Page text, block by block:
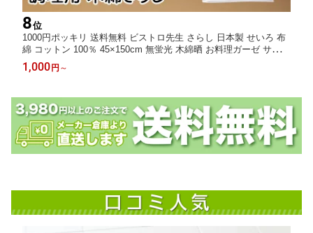
8位
1000円ポッキリ 送料無料 ビストロ先生 さらし 日本製 せいろ 布
綿 コットン 100％ 45×150cm 無蛍光 木綿晒 お料理ガーゼ サンベ
ルム(sanbelm)
1,000 円 ～